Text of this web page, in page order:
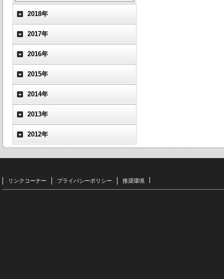
2018年
2017年
2016年
2015年
2014年
2013年
2012年
リンクコーナー プライバシーポリシー 推奨環境